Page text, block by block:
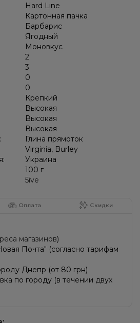
Hard Line
Картонная пачка
Барбарис
Ягодный
Моновкус
2
3
0
0
Крепкий
Высокая
Высокая
Высокая
Глина прямоток
Virginia, Burley
Украина
100 г
5ive
Оплата Скидки
магазинов)
Почта" (согласно тарифам
Днепр (от 80 грн)
по городу (в течении двух